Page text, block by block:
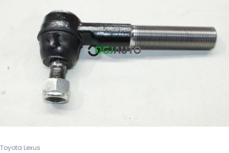
Toyota Lexus